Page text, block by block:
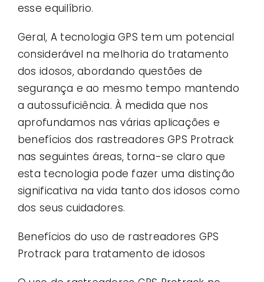
esse equilíbrio.
Geral, A tecnologia GPS tem um potencial
considerável na melhoria do tratamento
dos idosos, abordando questões de
segurança e ao mesmo tempo mantendo
a autossuficiência. À medida que nos
aprofundamos nas várias aplicações e
benefícios dos rastreadores GPS Protrack
nas seguintes áreas, torna-se claro que
esta tecnologia pode fazer uma distinção
significativa na vida tanto dos idosos como
dos seus cuidadores.
Benefícios do uso de rastreadores GPS
Protrack para tratamento de idosos